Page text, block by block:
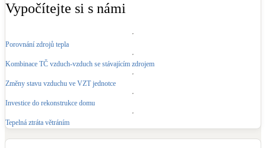
Vypočítejte si s námi
Porovnání zdrojů tepla
Kombinace TČ vzduch-vzduch se stávajícím zdrojem
Změny stavu vzduchu ve VZT jednotce
Investice do rekonstrukce domu
Tepelná ztráta větráním